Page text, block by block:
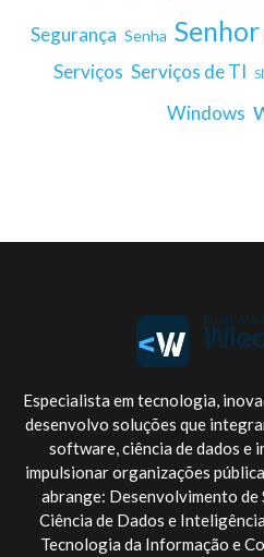
Segurança Senha
Serviços Serviços de TI
Windows
Especialista em tecnologia,
desenvolvo soluções que
software, ciência de dados e
impulsionar organizações
abrange: Desenvolvimento de
Ciência de Dados e
Tecnologia da Informação e